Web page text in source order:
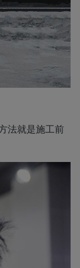
法就是施工前